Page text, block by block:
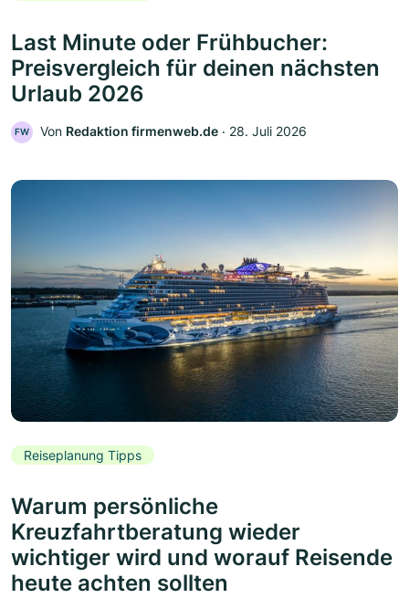
Last Minute oder Frühbucher:
Preisvergleich für deinen nächsten
Urlaub 2026
FW Von Redaktion firmenweb.de ‧ 28. Juli 2026
Reiseplanung Tipps
Warum persönliche
Kreuzfahrtberatung wieder
wichtiger wird und worauf Reisende
heute achten sollten